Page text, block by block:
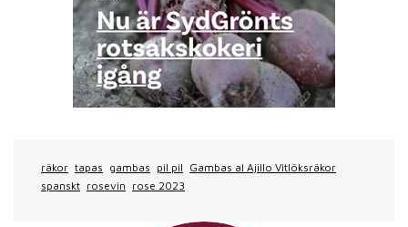
räkor tapas gambas pil pil Gambas al Ajillo Vitlöksräkor
spanskt rosevin rose 2023